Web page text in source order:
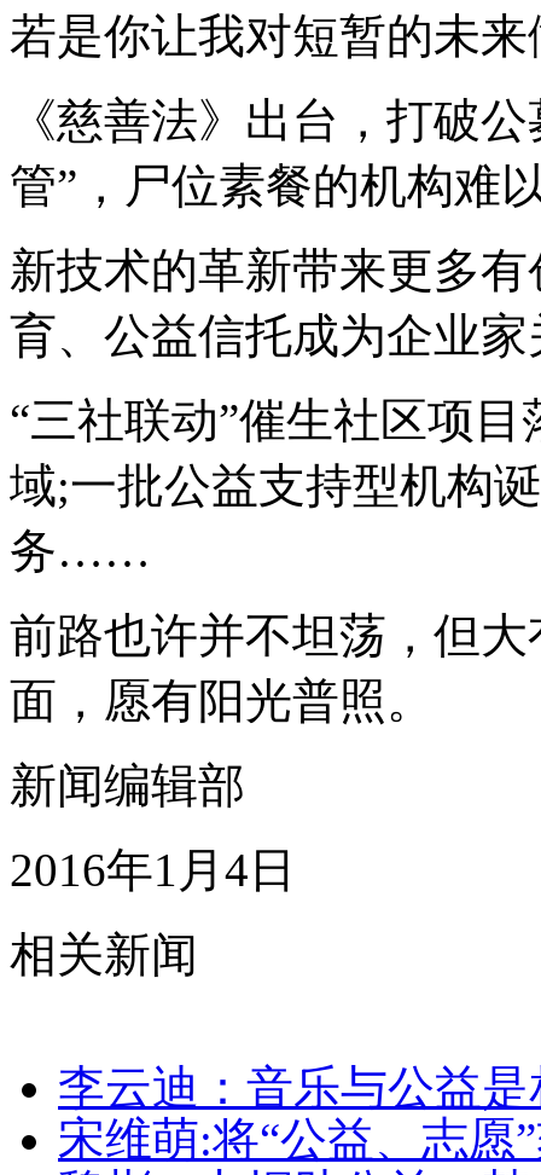
若是你让我对短暂的未
《慈善法》出台，打破
管”，尸位素餐的机构难
新技术的革新带来更多
育、公益信托成为企业
“三社联动”催生社区项
域;一批公益支持型机构
务……
前路也许并不坦荡，但
面，愿有阳光普照。
新闻编辑部
2016年1月4日
相关新闻
李云迪：音乐与公益
宋维萌:将“公益、志愿